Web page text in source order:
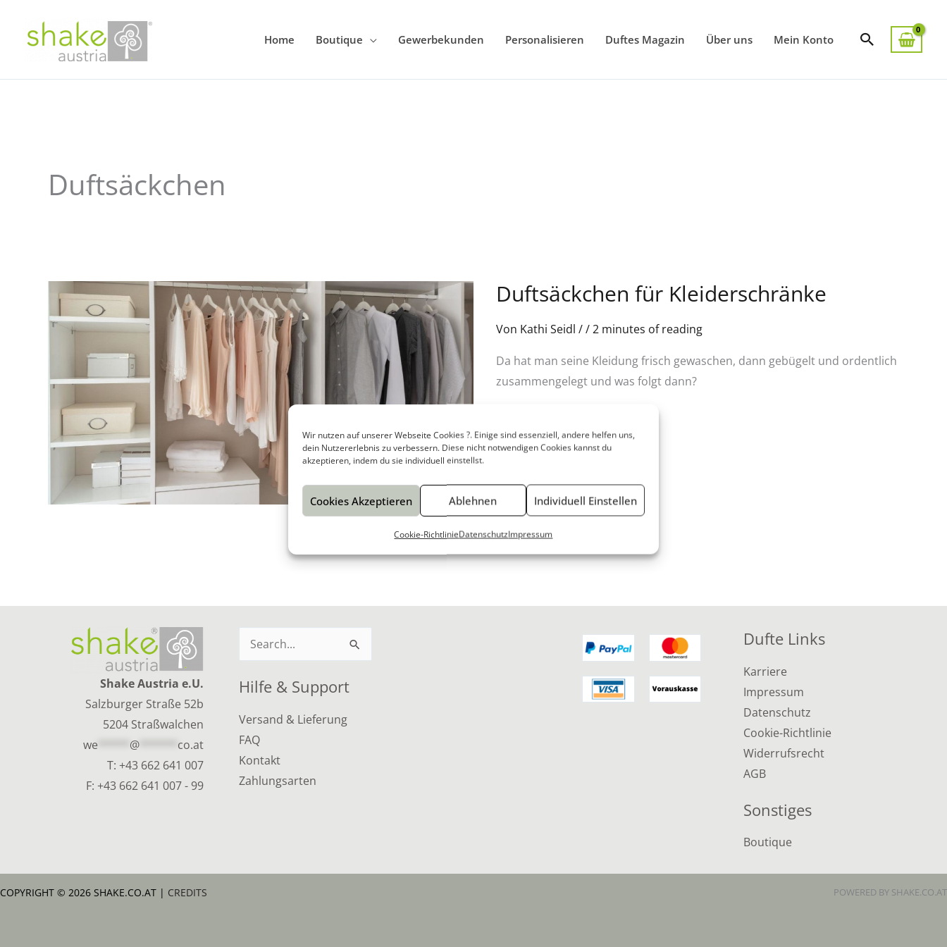
Wir nutzen auf unserer Webseite Cookies ?. Einige sind essenziell, andere helfen uns,
dein Nutzererlebnis zu verbessern. Diese nicht notwendigen Cookies kannst du
akzeptieren, indem du sie individuell einstellst.
Cookies Akzeptieren Ablehnen Individuell Einstellen
Cookie-RichtlinieDatenschutzImpressum
Home Boutique Gewerbekunden Personalisieren Duftes Magazin Über uns Mein Konto Suchen
Duftsäckchen
Duftsäckchen für Kleiderschränke
Von Kathi Seidl //2 minutes of reading
Da hat man seine Kleidung frisch gewaschen, dann gebügelt und ordentlich
zusammengelegt und was folgt dann?
Duftsäckchen
Kleiderschränke
Shake Austria e.U.
Salzburger Straße 52b
5204 Straßwalchen
we***** @****** co.at
T: +43 662 641 007
F: +43 662 641 007 - 99
Suchen
Hilfe & Support
Versand & Lieferung
FAQ
Kontakt
Zahlungsarten
Dufte Links
Karriere
Impressum
Datenschutz
Cookie-Richtlinie
Widerrufsrecht
AGB
Sonstiges
Boutique
COPYRIGHT © 2026 SHAKE.CO.AT | CREDITS POWERED BY SHAKE.CO.AT